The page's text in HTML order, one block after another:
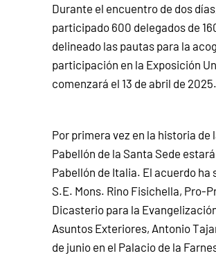
Durante el encuentro de dos
participado 600 delegados de
delineado las pautas para la
participación en la Exposición
comenzará el 13 de abril de 2025.
Por primera vez en la historia de
Pabellón de la Santa Sede
Pabellón de Italia. El acuerdo ha
S.E. Mons. Rino Fisichella, Pro-
Dicasterio para la
Asuntos Exteriores, Antonio
de junio en el Palacio de la